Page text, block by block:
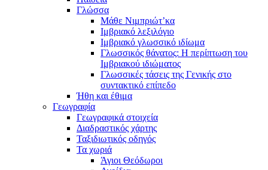
Γλώσσα
Μάθε Νιμπριώτ’κα
Ιμβριακό λεξιλόγιο
Ιμβριακό γλωσσικό ιδίωμα
Γλωσσικός θάνατος: Η περίπτωση του
Ιμβριακού ιδιώματος
Γλωσσικές τάσεις της Γενικής στο
συντακτικό επίπεδο
Ήθη και έθιμα
Γεωγραφία
Γεωγραφικά στοιχεία
Διαδραστικός χάρτης
Ταξιδιωτικός οδηγός
Τα χωριά
Άγιοι Θεόδωροι